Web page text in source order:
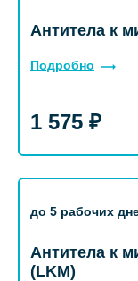
Антитела к
Подробно
1 575 ₽
до 5 рабочих
Антитела к
(LKM)